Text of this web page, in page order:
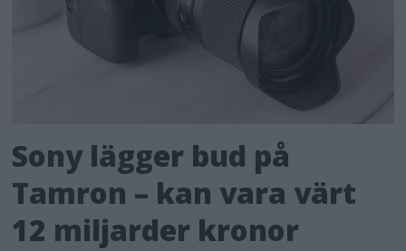
Sony lägger bud på
Tamron – kan vara värt
12 miljarder kronor